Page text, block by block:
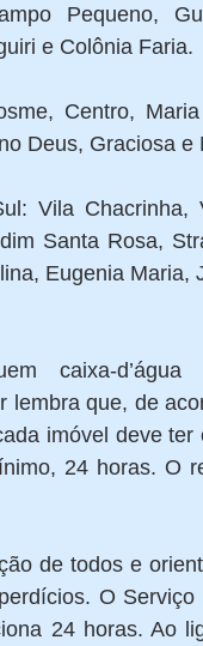
Pequeno,
e Colônia Faria.
Centro,
Deus, Graciosa
Vila Chacrinha,
Santa Rosa,
Eugenia Maria,
caixa-d’água
lembra que, de
imóvel deve
24 horas. O
de todos e
O
24 horas. Ao